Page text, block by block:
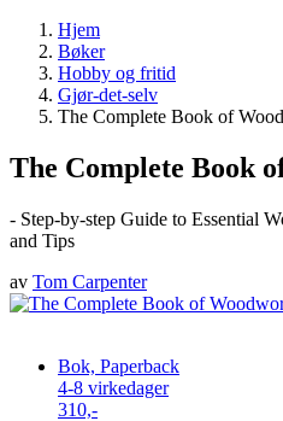
Hjem
Bøker
Hobby og fritid
Gjør-det-selv
The Complete Book of
The Complete Book
- Step-by-step Guide to Essential
and Tips
av Tom Carpenter
Bok, Paperback
4-8 virkedager
310,-